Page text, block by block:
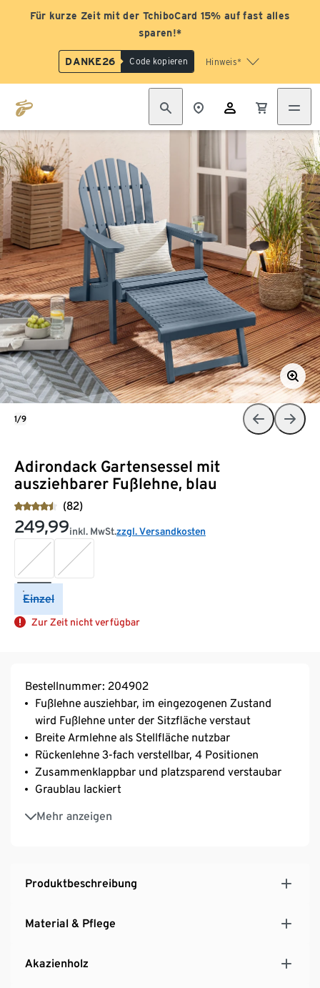
Für kurze Zeit mit der TchiboCard 15% auf fast alles
sparen!*
DANKE26 Code kopieren Hinweis*
Adirondack Gartensessel mit
ausziehbarer Fußlehne, blau
(82)
249,99inkl. MwSt.zzgl. Versandkosten
Einzel
Zur Zeit nicht verfügbar
1/9
Bestellnummer: 204902
Fußlehne ausziehbar, im eingezogenen Zustand
wird Fußlehne unter der Sitzfläche verstaut
Breite Armlehne als Stellfläche nutzbar
Rückenlehne 3-fach verstellbar, 4 Positionen
Zusammenklappbar und platzsparend verstaubar
Graublau lackiert
Mehr anzeigen
Inkl. Bodenschonern
UV- und witterungsbeständig
Produktbeschreibung
Material & Pflege
Akazienholz